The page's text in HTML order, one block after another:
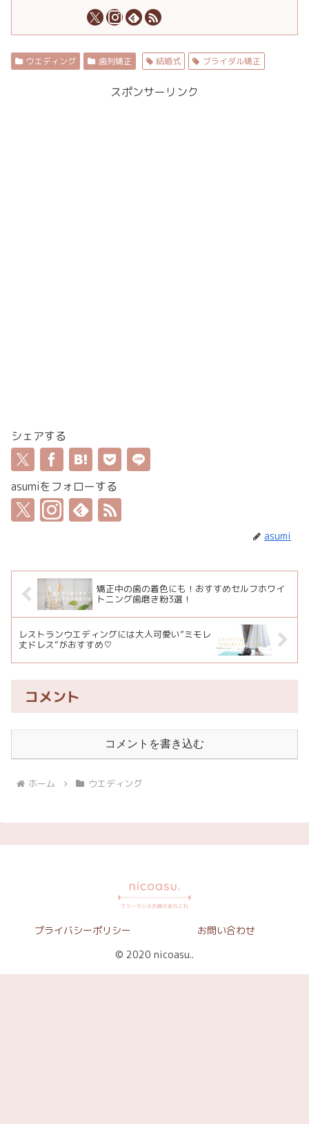
ウエディング 歯列矯正 結婚式 ブライダル矯正
スポンサーリンク
シェアする
asumiをフォローする
asumi
矯正中の歯の着色にも！おすすめセルフホワイ
トニング歯磨き粉3選！
レストランウエディングには大人可愛い”ミモレ
丈ドレス”がおすすめ♡
コメント
コメントを書き込む
ホーム ウエディング
プライバシーポリシー
お問い合わせ
© 2020 nicoasu..